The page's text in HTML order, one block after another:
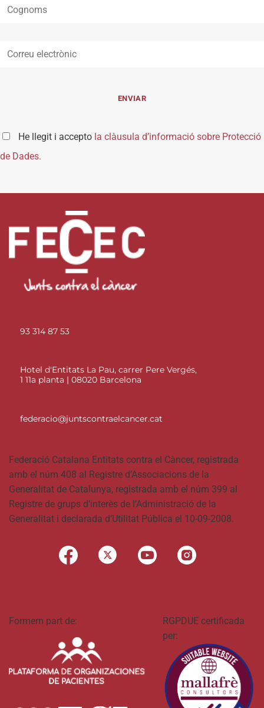
He llegit i accepto la clàusula d’informació sobre Protecció
de Dades.
93 314 87 53
Hotel d'Entitats La Pau, carrer Pere Vergés,
1 11a planta | 08020 Barcelona
federacio@juntscontraelcancer.cat
Federació Catalana Entitats contra el Càncer, registrada
amb el núm 408 al Registre d’Associacions de la
Generalitat de Catalunya, registrada amb el núm 399 al
Registre de grups d’interès de l’Administració de la
Generalitat i declarada d’Utilitat Pública el 10-09-2008.
Formem part de:
RGPDUE certificada
per: